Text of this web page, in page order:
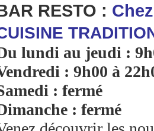
RESTO :
lundi au jeudi :
: 9h00 à
: fermé
: fermé